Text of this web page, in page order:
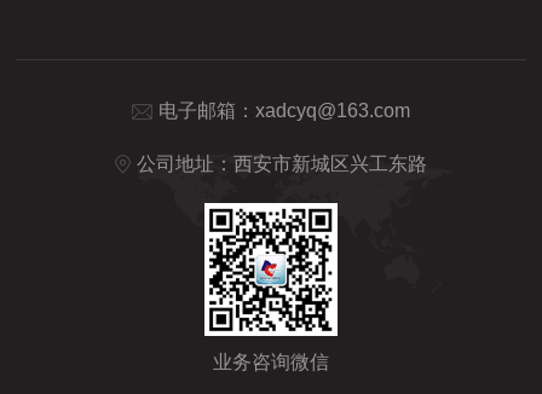
电子邮箱： xadcyq@163.com
公司地址：西安市新城区兴工东路
业务咨询微信